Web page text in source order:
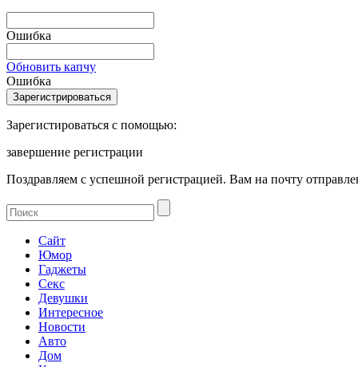
Ошибка
Обновить капчу
Ошибка
Зарегистироваться с помощью:
завершение регистрации
Поздравляем с успешной регистрацией. Вам на почту
Сайт
Юмор
Гаджеты
Секс
Девушки
Интересное
Новости
Авто
Дом